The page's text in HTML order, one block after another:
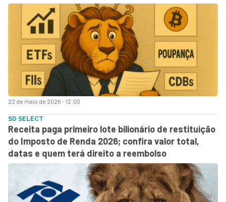
22 de maio de 2026 - 12:00
SD SELECT
Receita paga primeiro lote bilionário de restituição
do Imposto de Renda 2026; confira valor total,
datas e quem terá direito a reembolso